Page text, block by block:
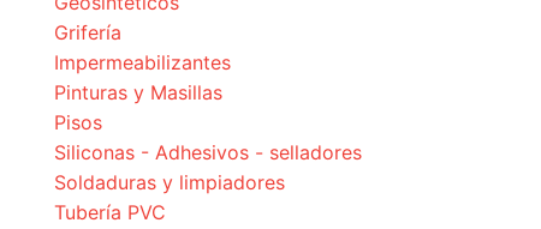
Grifería
Impermeabilizantes
Pinturas y Masillas
Pisos
Siliconas - Adhesivos - selladores
Soldaduras y limpiadores
Tubería PVC